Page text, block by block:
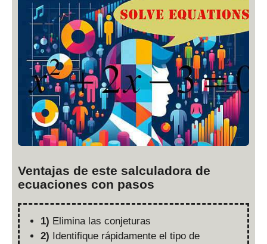
Ventajas de este salculadora de
ecuaciones con pasos
1) Elimina las conjeturas
2) Identifique rápidamente el tipo de